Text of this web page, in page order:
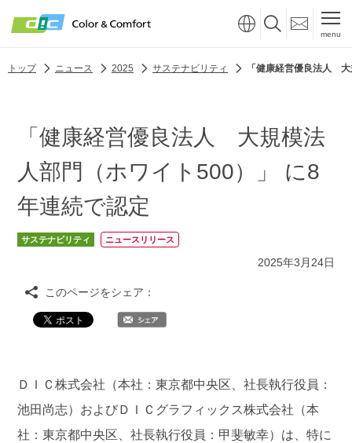
menu
トップ ニュース 2025 サステナビリティ 「健康経営優良法人
「健康経営優良法人 大規模法
人部門（ホワイト500）」 に8
年連続で認定
サステナビリティ ニュースリリース
2025年3月24日
このページをシェア：
ＤＩＣ株式会社（本社：東京都中央区、社長執行役員：
池田尚志）およびＤＩＣグラフィックス株式会社（本
社：東京都中央区、社長執行役員：甲斐敏幸）は、特に